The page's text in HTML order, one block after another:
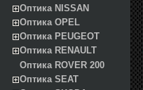
Оптика NISSAN
Оптика OPEL
Оптика PEUGEOT
Оптика RENAULT
Оптика ROVER 200
Оптика SEAT